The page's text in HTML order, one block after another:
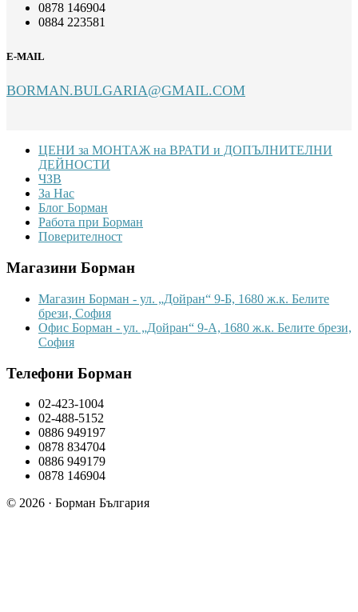
0878 146904
0884 223581
E-MAIL
BORMAN.BULGARIA@GMAIL.COM
FooterЦЕНИ за МОНТАЖ на ВРАТИ и ДОПЪЛНИТЕЛНИ
ДЕЙНОСТИ
ЧЗВ
За Нас
Блог Борман
Работа при Борман
Поверителност
Магазини Борман
Магазин Борман - ул. „Дойран“ 9-Б, 1680 ж.к. Белите
брези, София
Офис Борман - ул. „Дойран“ 9-А, 1680 ж.к. Белите брези,
София
Телефони Борман
02-423-1004
02-488-5152
0886 949197
0878 834704
0886 949179
0878 146904
© 2026 · Борман България